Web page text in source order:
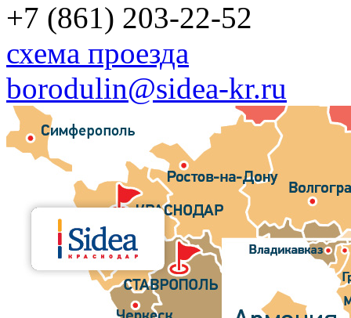
+7 (861) 203-22-52
схема проезда
borodulin@sidea-kr.ru